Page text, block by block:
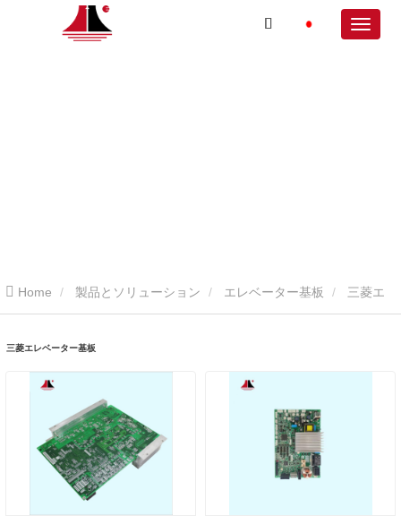
Home 製品とソリューション エレベーター基板
三菱エレベーター基板